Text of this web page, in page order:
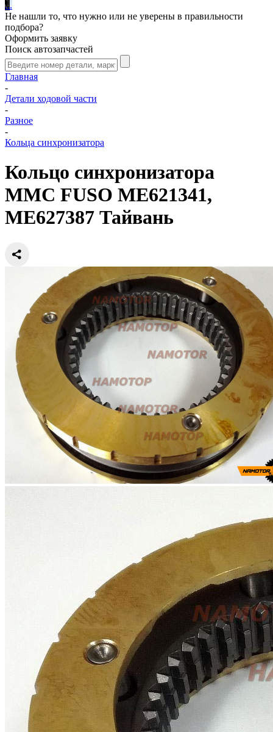
...
Не нашли то, что нужно или не уверены в правильности
подбора?
Оформить заявку
Поиск автозапчастей
Главная
-
Детали ходовой части
-
Разное
-
Кольца синхронизатора
Кольцо синхронизатора
MMC FUSO ME621341,
ME627387 Тайвань